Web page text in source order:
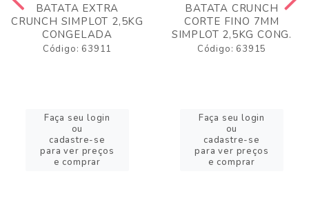
BATATA EXTRA
CRUNCH SIMPLOT 2,5KG
CONGELADA
Código: 63911
Faça seu login
ou
cadastre-se
para ver preços
e comprar
BATATA CRUNCH
CORTE FINO 7MM
SIMPLOT 2,5KG CONG.
Código: 63915
Faça seu login
ou
cadastre-se
para ver preços
e comprar